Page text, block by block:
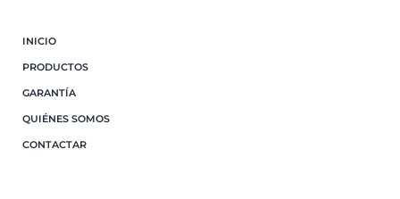
INICIO
PRODUCTOS
GARANTÍA
QUIÉNES SOMOS
CONTACTAR